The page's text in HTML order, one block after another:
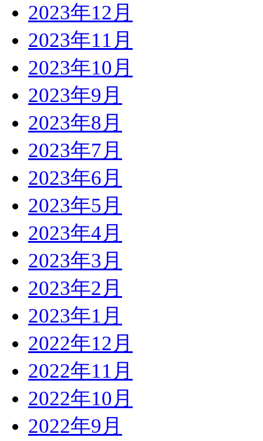
2023年12月
2023年11月
2023年10月
2023年9月
2023年8月
2023年7月
2023年6月
2023年5月
2023年4月
2023年3月
2023年2月
2023年1月
2022年12月
2022年11月
2022年10月
2022年9月